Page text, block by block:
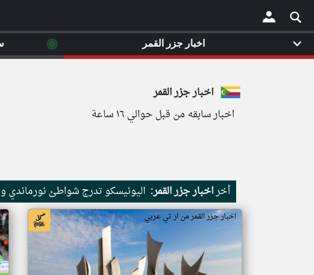
×
اخبار جزر القمر
اخبار سابقه من قبل حوالي ١٦ ساعة
أخراخبار جزر القمر: اليونيسكو تدرج شواطئ نورماندي
اخبار جزر القمر من ار تي عربي
اخبار جزر القمر ◉